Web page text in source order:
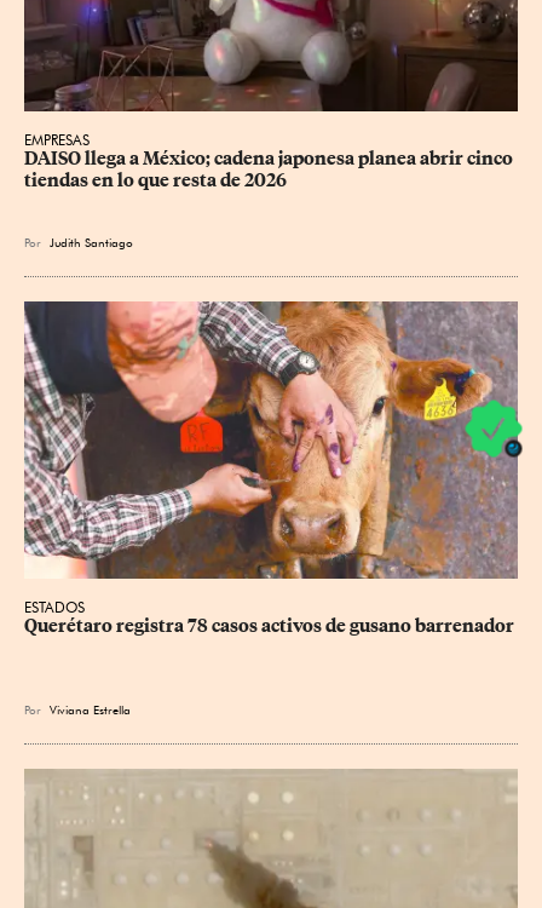
EMPRESAS
DAISO llega a México; cadena japonesa planea abrir cinco
tiendas en lo que resta de 2026
Por Judith Santiago
ESTADOS
Querétaro registra 78 casos activos de gusano barrenador
Por Viviana Estrella